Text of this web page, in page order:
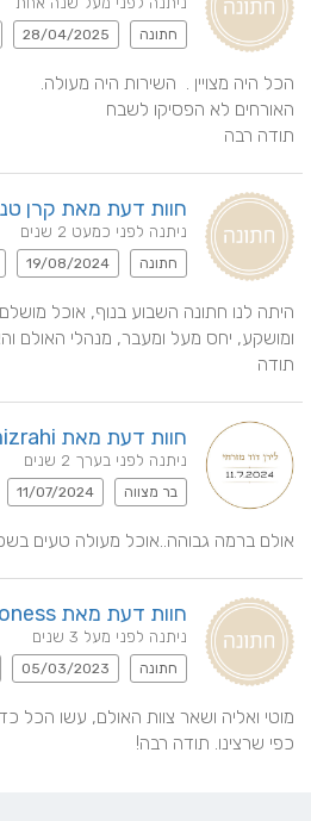
חתונה 28/04/2025
תודה רבה
חוות דעת מאת קרן
ניתנה לפני כמעט 2 שנים
חתונה 19/08/2024
תודה
חוות דעת מאת shay mizrahi
ניתנה לפני בערך 2 שנים
בר מצווה 11/07/2024
אולם ברמה גבוהה..אוכל מעולה טעים
חוות דעת מאת Zev Roness
ניתנה לפני מעל 3 שנים
חתונה 05/03/2023
כפי שרצינו. תודה רבה!